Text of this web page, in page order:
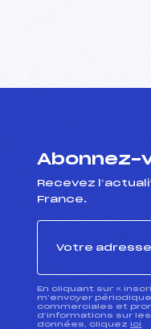
Abonnez-
Recevez
France.
En cliquant sur «
m’envoyer
commerciales et
d’informations sur
données, cliquez ici